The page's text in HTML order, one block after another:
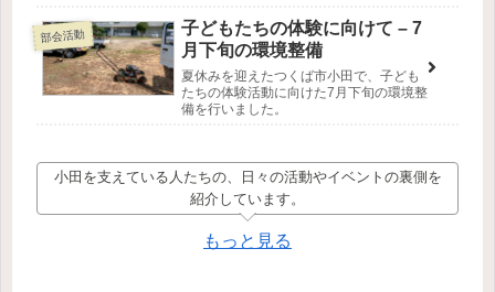
部会活動
子どもたちの体験に向けて – 7
月下旬の環境整備
夏休みを迎えたつくば市小田で、子ども
たちの体験活動に向けた7月下旬の環境整
備を行いました。
小田を支えている人たちの、日々の活動やイベントの裏側を
紹介しています。
もっと見る